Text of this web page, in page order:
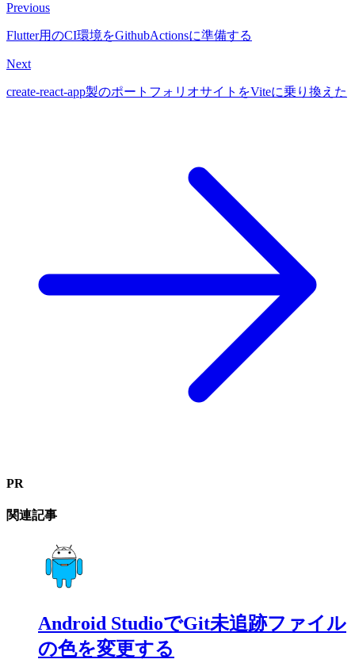
Previous
Flutter用のCI環境をGithubActionsに準備する
Next
create-react-app製のポートフォリオサイトをViteに乗り換えた
PR
関連記事
Android StudioでGit未追跡ファイル
の色を変更する